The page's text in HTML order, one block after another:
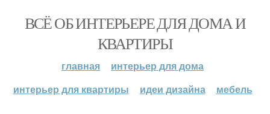
ВСЁ ОБ ИНТЕРЬЕРЕ ДЛЯ ДОМА И
КВАРТИРЫ
главная
интерьер для дома
интерьер для квартиры
идеи дизайна мебель